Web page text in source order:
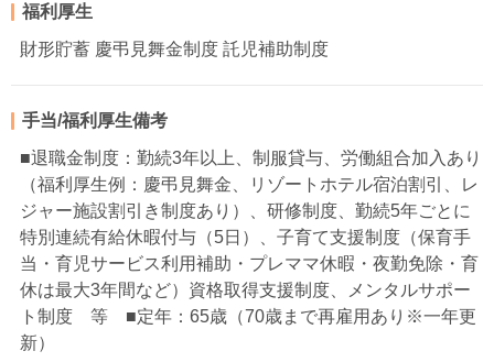
福利厚生
財形貯蓄 慶弔見舞金制度 託児補助制度
手当/福利厚生備考
■退職金制度：勤続3年以上、制服貸与、労働組合加入あり
（福利厚生例：慶弔見舞金、リゾートホテル宿泊割引、レ
ジャー施設割引き制度あり）、研修制度、勤続5年ごとに
特別連続有給休暇付与（5日）、子育て支援制度（保育手
当・育児サービス利用補助・プレママ休暇・夜勤免除・育
休は最大3年間など）資格取得支援制度、メンタルサポー
ト制度 等 ■定年：65歳（70歳まで再雇用あり※一年更
新）